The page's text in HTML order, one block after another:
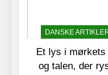
DANSKE
Et lys i
og talen, der